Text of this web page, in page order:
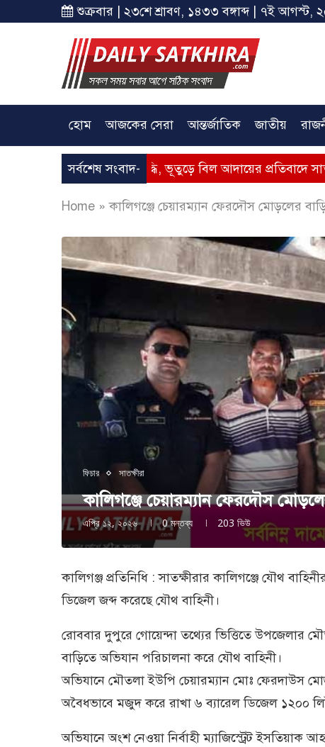
শুক্রবার | ২৩শে শ্রাবণ, ১৪৩৩ বঙ্গাব্দ | ৭ই আগস্ট,
হোম আজকের সেরা আন্তর্জাতিক জাতীয়
সর্বশেষ সংবাদ-
গ্যাসের মূল্যবৃদ্ধি, ভূতুড়ে বিল আদায়ের প্রতিবাদে সাতক্ষীরায়
Home »কালিগঞ্জে চেয়ারম্যান ফেরদৌস মোড়লের
ফিচার সাতক্ষীরা
কালিগঞ্জে চেয়ারম্যান ফেরদৌস
এপ্রি ১২, ২০২৬ 0 মন্তব্য 203 ভিউ
কালিগঞ্জ প্রতিনিধি : সাতক্ষীরার কালিগঞ্জে যৌথ
ডিজেল জব্দ করেছে যৌথ বাহিনী।
রোববার দুপুরে গোয়েন্দা তথ্যের ভিত্তিতে উপজেলার
বাড়িতে অভিযান পরিচালনা করে যৌথ বাহিনী।
অভিযানে মৌতলা ইউপি চেয়ারম্যান মোঃ ফেরদাউস
অবৈধভাবে মজুদ করে রাখা ৬ ব্যারেল ডিজেল ১২০০
অভিযানে অংশ নেওয়া নির্বাহী ম্যাজিস্ট্রেট